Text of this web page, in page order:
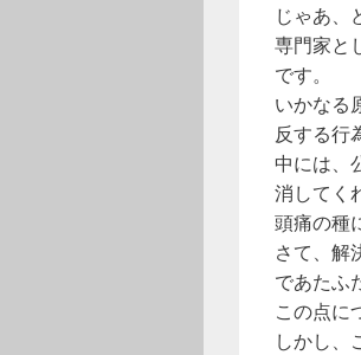
じゃあ、
専門家と
です。
いかなる
反する行
中には、
消してく
頭痛の種
さて、解
であたふ
この点に
しかし、